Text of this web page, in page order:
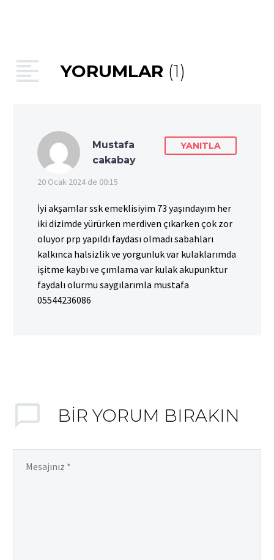
YORUMLAR (1)
Mustafa
cakabay
20 Ocak 2024 de 00:15
YANITLA
İyi akşamlar ssk emeklisiyim 73 yaşındayım her
iki dizimde yürürken merdiven çıkarken çok zor
oluyor prp yapıldı faydası olmadı sabahları
kalkınca halsizlik ve yorgunluk var kulaklarımda
işitme kaybı ve çımlama var kulak akupunktur
faydalı olurmu saygılarımla mustafa
05544236086
BIR YORUM BIRAKIN